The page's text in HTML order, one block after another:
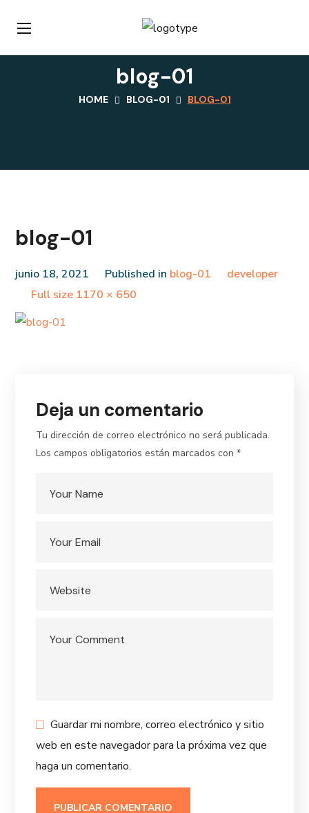
blog-01
HOME BLOG-01 BLOG-01
blog-01
junio 18, 2021 Published in blog-01
developer
Full
size
Full size 1170 × 650
Deja un comentario
Tu dirección de correo electrónico no será publicada.
Los campos obligatorios están marcados con*
Guardar mi nombre, correo electrónico y sitio
web en este navegador para la próxima vez que
haga un comentario.